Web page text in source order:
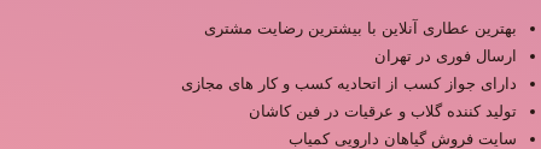
بهترین عطاری آنلاین با بیشترین رضایت مشتری
ارسال فوری در تهران
دارای جواز کسب از اتحادیه کسب و کار های مجازی
تولید کننده گلاب و عرقیات در فین کاشان
سایت فروش گیاهان دارویی کمیاب